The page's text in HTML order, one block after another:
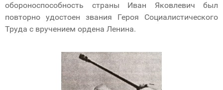
обороноспособность страны Иван Яковлевич был
повторно удостоен звания Героя Социалистического
Труда с вручением ордена Ленина.